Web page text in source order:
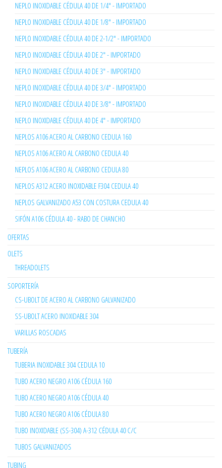
NEPLO INOXIDABLE CÉDULA 40 DE 1/4" - IMPORTADO
NEPLO INOXIDABLE CÉDULA 40 DE 1/8" - IMPORTADO
NEPLO INOXIDABLE CÉDULA 40 DE 2-1/2" - IMPORTADO
NEPLO INOXIDABLE CÉDULA 40 DE 2" - IMPORTADO
NEPLO INOXIDABLE CÉDULA 40 DE 3" - IMPORTADO
NEPLO INOXIDABLE CÉDULA 40 DE 3/4" - IMPORTADO
NEPLO INOXIDABLE CÉDULA 40 DE 3/8" - IMPORTADO
NEPLO INOXIDABLE CÉDULA 40 DE 4" - IMPORTADO
NEPLOS A106 ACERO AL CARBONO CEDULA 160
NEPLOS A106 ACERO AL CARBONO CEDULA 40
NEPLOS A106 ACERO AL CARBONO CEDULA 80
NEPLOS A312 ACERO INOXIDABLE F304 CEDULA 40
NEPLOS GALVANIZADO A53 CON COSTURA CEDULA 40
SIFÓN A106 CÉDULA 40 - RABO DE CHANCHO
OFERTAS
OLETS
THREADOLETS
SOPORTERÍA
CS-UBOLT DE ACERO AL CARBONO GALVANIZADO
SS-UBOLT ACERO INOXIDABLE 304
VARILLAS ROSCADAS
TUBERÍA
TUBERIA INOXIDABLE 304 CEDULA 10
TUBO ACERO NEGRO A106 CÉDULA 160
TUBO ACERO NEGRO A106 CÉDULA 40
TUBO ACERO NEGRO A106 CÉDULA 80
TUBO INOXIDABLE (SS-304) A-312 CÉDULA 40 C/C
TUBOS GALVANIZADOS
TUBING